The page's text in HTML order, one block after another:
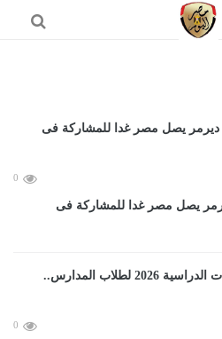
0
يصل مصر غدا للمشاركة فى
0